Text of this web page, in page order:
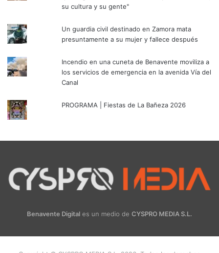
su cultura y su gente"
Un guardia civil destinado en Zamora mata
presuntamente a su mujer y fallece después
Incendio en una cuneta de Benavente moviliza a
los servicios de emergencia en la avenida Vía del
Canal
PROGRAMA | Fiestas de La Bañeza 2026
Benavente Digital es un medio de CYSPRO MEDIA S.L.